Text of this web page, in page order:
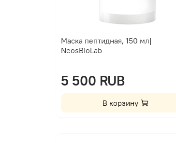
Маска пептидная, 150 мл|
NeosBioLab
5 500 RUB
В корзину